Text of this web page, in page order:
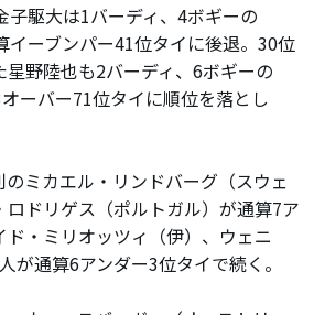
駆大は1バーディ、4ボギーの
イーブンパー41位タイに後退。30位
野陸也も2バーディ、6ボギーの
ーバー71位タイに順位を落とし
ミカエル・リンドバーグ（スウェ
ドリゲス（ポルトガル）が通算7ア
ド・ミリオッツィ（伊）、ウェニ
が通算6アンダー3位タイで続く。